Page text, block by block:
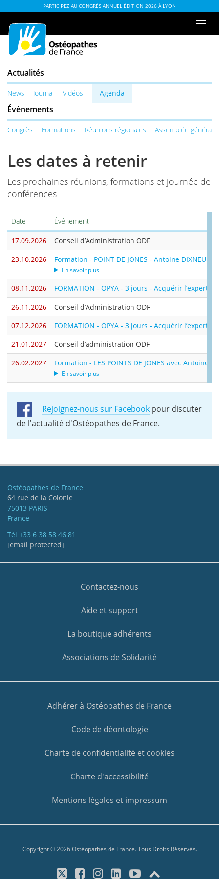
contenu
des
PARTICIPEZ AU CONGRÈS ANNUEL ÉDITION 2026 À LYON
de
Actualités
News Journal Vidéos Agenda
Évènements
Congrès Formations Réunions régionales Assemblée générale
Les dates à retenir
Les prochaines réunions, formations et journée de
conférences
Date Événement
17.09.2026
Conseil d’Administration ODF
23.10.2026
Formation - POINT DE JONES - Antoine DIXNEUF
En savoir plus
08.11.2026
FORMATION - OPYA - 3 jours - Acquérir
26.11.2026
Conseil d’Administration ODF
07.12.2026
FORMATION - OPYA - 3 jours - Acquérir
21.01.2027
Conseil d’administration ODF
26.02.2027
Formation - LES POINTS DE JONES avec Antoine
En savoir plus
Rejoignez-nous sur Facebook pour discuter
de l'actualité d'Ostéopathes de France.
Ostéopathes de France
64 rue de la Colonie
75013 PARIS
France
Tél +33 6 38 58 46 81
[email protected]
Contactez-nous
Aide et support
La boutique adhérents
Associations de Solidarité
Adhérer à Ostéopathes de France
Code de déontologie
Charte de confidentialité et cookies
Charte d'accessibilité
Mentions légales et impressum
Copyright © 2026 Ostéopathes de France. Tous Droits Réservés.
X/Twitter
Facebook
Instagram
LinkedInYouTube
Top